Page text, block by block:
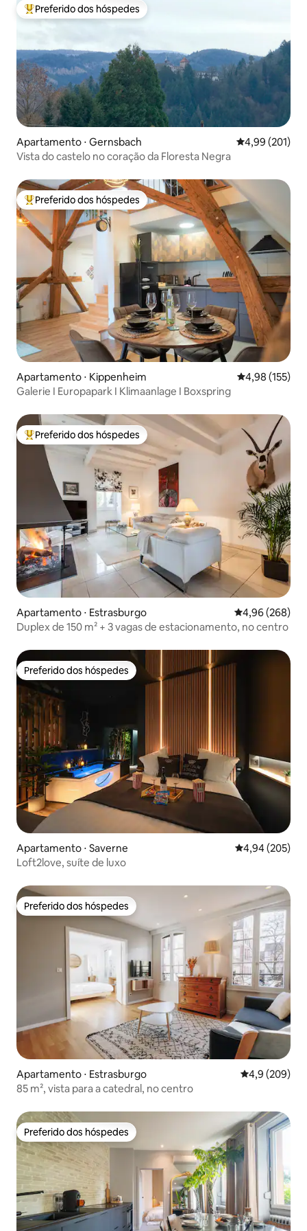
Entre os melhores preferidos dos hóspedes
Preferido dos hóspedes
Apartamento ⋅ Gernsbach 4,99 de uma
4,99 (201)
Vista do castelo no coração da Floresta Negra
Entre os melhores preferidos dos hóspedes
Preferido dos hóspedes
Apartamento ⋅ Kippenheim 4,98 de uma
4,98 (155)
Galerie I Europapark I Klimaanlage I Boxspring
Entre os melhores preferidos dos hóspedes
Preferido dos hóspedes
Apartamento ⋅ Estrasburgo 4,96 de uma
4,96 (268)
Duplex de 150 m² + 3 vagas de estacionamento, no centro
Preferido dos hóspedes
Preferido dos hóspedes
Apartamento ⋅ Saverne 4,94 de uma
4,94 (205)
Loft2love, suíte de luxo
Preferido dos hóspedes
Preferido dos hóspedes
Apartamento ⋅ Estrasburgo 4,9 de uma
4,9 (209)
85 m², vista para a catedral, no centro
Preferido dos hóspedes
Preferido dos hóspedes